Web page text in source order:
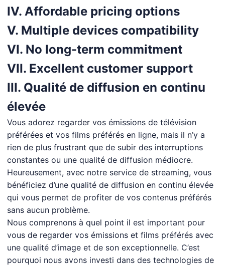
IV. Affordable pricing options
V. Multiple devices compatibility
VI. No long-term commitment
VII. Excellent customer support
III. Qualité de diffusion en continu
élevée
Vous adorez regarder vos émissions de télévision
préférées et vos films préférés en ligne, mais il n’y a
rien de plus frustrant que de subir des interruptions
constantes ou une qualité de diffusion médiocre.
Heureusement, avec notre service de streaming, vous
bénéficiez d’une qualité de diffusion en continu élevée
qui vous permet de profiter de vos contenus préférés
sans aucun problème.
Nous comprenons à quel point il est important pour
vous de regarder vos émissions et films préférés avec
une qualité d’image et de son exceptionnelle. C’est
pourquoi nous avons investi dans des technologies de